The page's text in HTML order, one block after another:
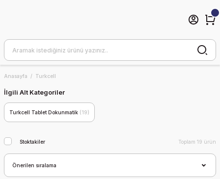
Anasayfa Turkcell
İlgili Alt Kategoriler
Turkcell Tablet Dokunmatik (19)
Stoktakiler Toplam 19 ürün